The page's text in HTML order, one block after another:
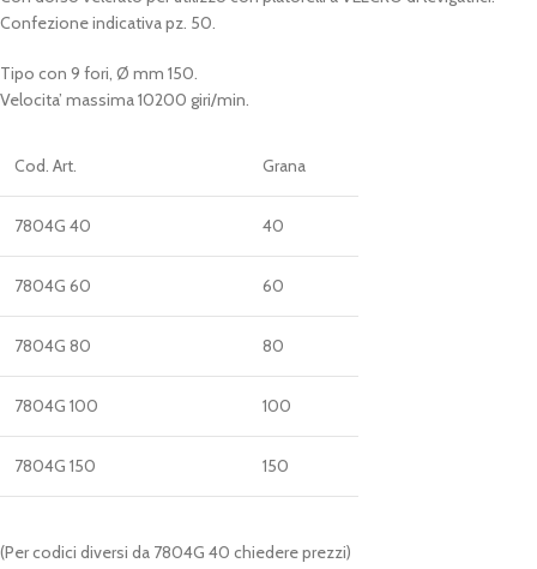
Confezione indicativa pz. 50.
Tipo con 9 fori, Ø mm 150.
Velocita’ massima 10200 giri/min.
Cod. Art. Grana
7804G 40 40
7804G 60 60
7804G 80 80
7804G 100 100
7804G 150 150
(Per codici diversi da 7804G 40 chiedere prezzi)